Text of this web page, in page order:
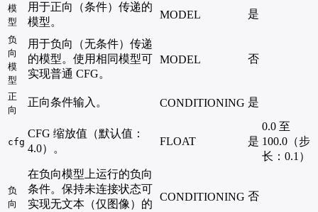
模
型
用于正向（条件）传递的
模型。
MODEL 是
负
向
模
型
用于负向（无条件）传递
的模型。使用相同模型可
实现普通 CFG。
MODEL 否
正
向
正向条件输入。 CONDITIONING 是
cfg
CFG 缩放值（默认值：
4.0）。
FLOAT 是
0.0 至
100.0（步
长：0.1）
负
向
在负向模型上运行的负向
条件。保持未连接状态可
实现无文本（仅图像）的
CONDITIONING 否